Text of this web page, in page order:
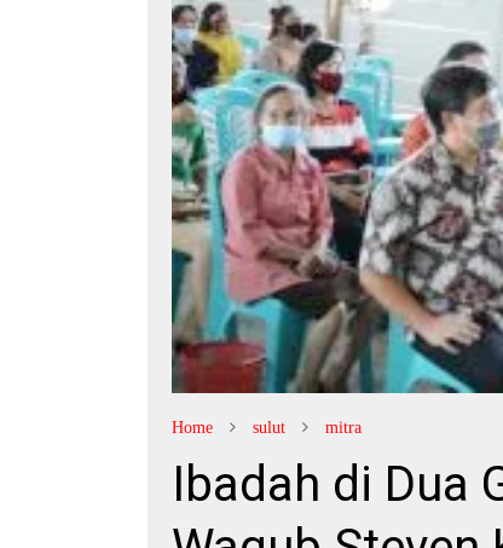
Home sulut mitra
Ibadah di Dua